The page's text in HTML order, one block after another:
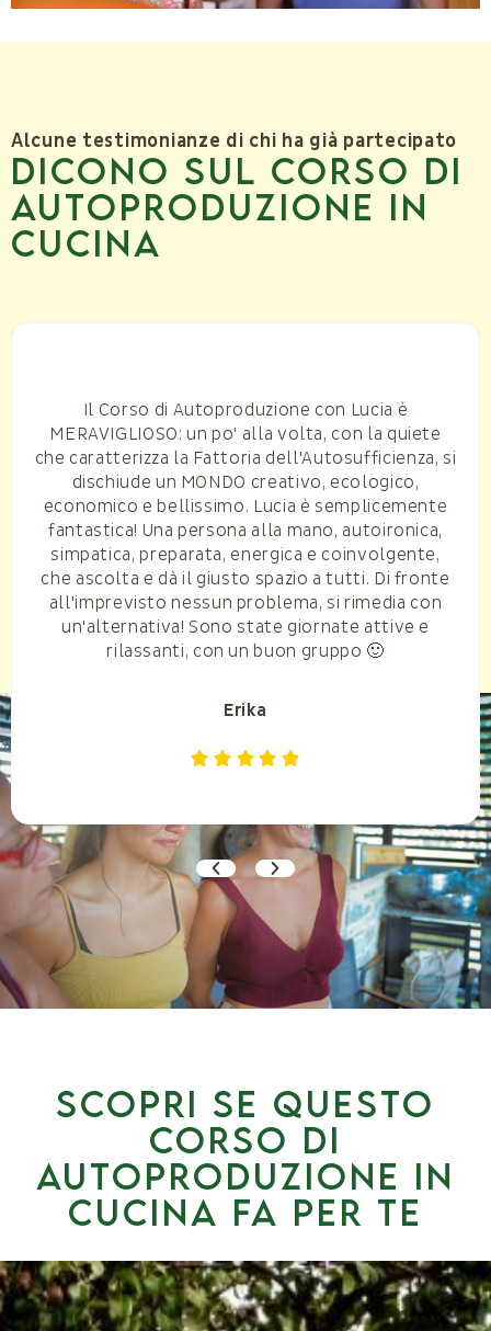
Alcune testimonianze di chi ha già partecipato
Dicono sul corso di
autoproduzione in
cucina
Erika
    
Il Corso di Autoproduzione con Lucia è
MERAVIGLIOSO: un po' alla volta, con la quiete
che caratterizza la Fattoria dell'Autosufficienza, si
dischiude un MONDO creativo, ecologico,
economico e bellissimo. Lucia è semplicemente
fantastica! Una persona alla mano, autoironica,
simpatica, preparata, energica e coinvolgente,
che ascolta e dà il giusto spazio a tutti. Di fronte
all'imprevisto nessun problema, si rimedia con
un'alternativa! Sono state giornate attive e
rilassanti, con un buon gruppo 🙂
SCOPRI SE QUESTO
corso di
autoproduzione in
cucina fa per te